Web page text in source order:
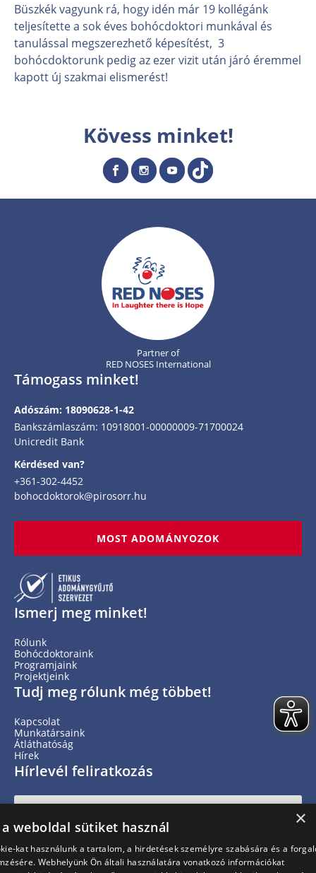
Büszkék vagyunk rá, hogy idén már 19 kollégánk
teljesítette a sok éves bohócdoktori munkával és
tanulással megszerezhető képesítést, 3
bohócdoktorunk pedig az ezer vizit után járó éremmel
kapott új szakmai elismerést!
Kövess minket!
Partner of
RED NOSES International
Támogass minket!
Adószám: 18090628-1-42
Bankszámlaszám: 10918001-00000009-71700024
Unicredit Bank
Kérdésed van?
+361-302-4452
bohocdoktorok@pirosorr.hu
MOST ADOMÁNYOZOK
Ismerj meg minket!
Rólunk
Bohócdoktoraink
Programjaink
Projektjeink
Tudj meg rólunk még többet!
Kapcsolat
Munkatársaink
Átláthatóság
Hírek
Hírlevél feliratkozás
×
a weboldal sütiket használ
kat használunk a tartalom, a hirdetések személyre szabására és a
Webhelyünk Ön általi használatára vonatkozó információkat